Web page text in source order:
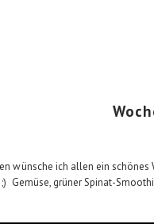
wünsche ich allen ein
Gemüse, grüner Spinat-